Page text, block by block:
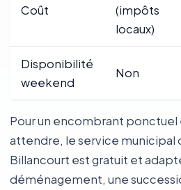
Coût
(impôts
locaux)
Disponibilité
weekend
Non
Pour un encombrant
attendre, le service municipal
Billancourt est gratuit et
déménagement, une